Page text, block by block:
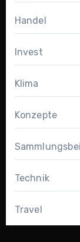
Handel
Invest
Klima
Konzepte
Technik
Travel